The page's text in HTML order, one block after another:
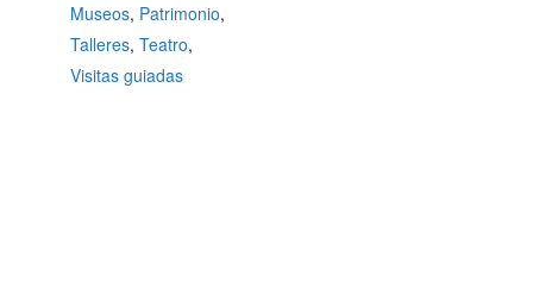
Museos, Patrimonio,
Talleres, Teatro,
Visitas guiadas